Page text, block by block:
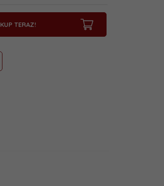
KUP TERAZ!